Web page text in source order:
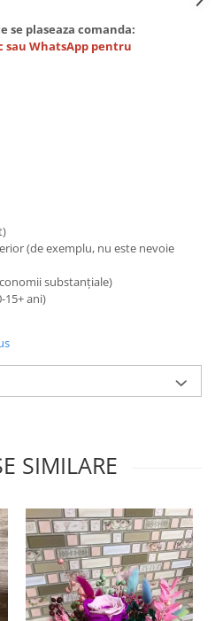
se plaseaza comanda:
WhatsApp pentru
(de exemplu, nu este nevoie
substanțiale)
15+ ani)
SIMILARE